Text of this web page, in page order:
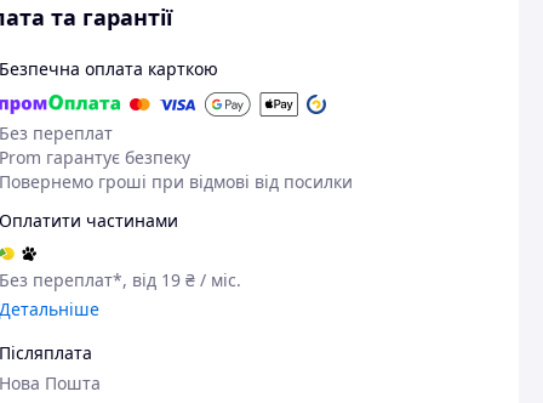
та гарантії
Безпечна оплата карткою
Без переплат
Prom гарантує безпеку
Повернемо гроші при відмові від посилки
Оплатити частинами
Без переплат*, від 19 ₴ / міс.
Детальніше
Післяплата
Нова Пошта